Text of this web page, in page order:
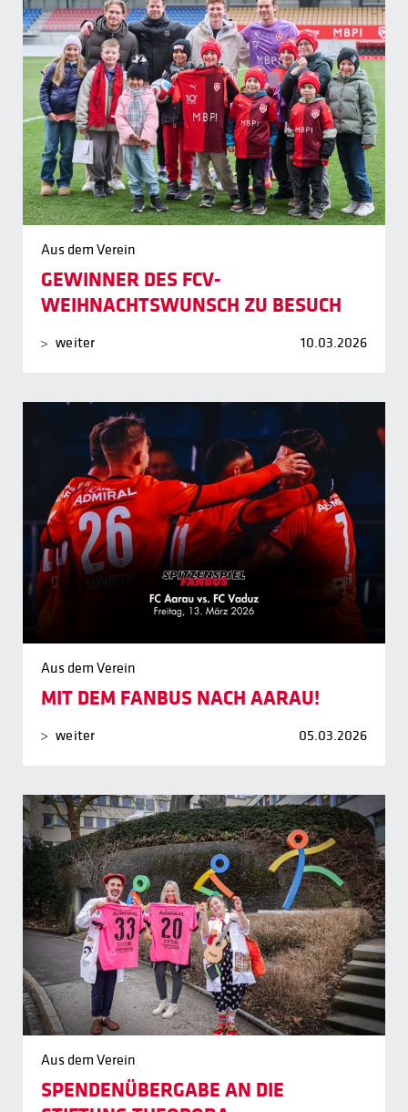
Aus dem Verein
GEWINNER DES FCV-
WEIHNACHTSWUNSCH ZU BESUCH
weiter 10.03.2026
Aus dem Verein
MIT DEM FANBUS NACH AARAU!
weiter 05.03.2026
Aus dem Verein
SPENDENÜBERGABE AN DIE